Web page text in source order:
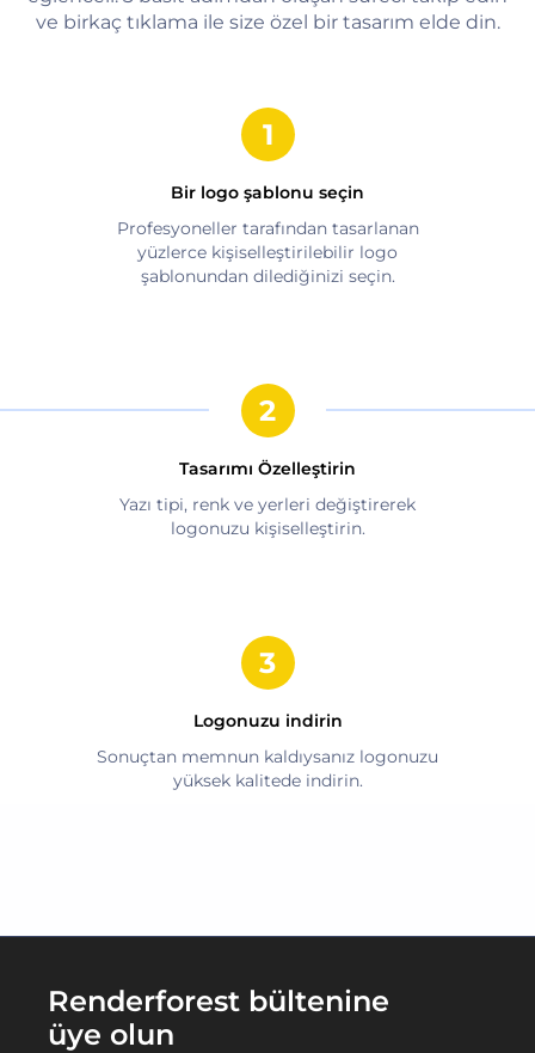
ve birkaç tıklama ile size özel bir tasarım elde din.
Bir logo şablonu seçin
Profesyoneller tarafından tasarlanan
yüzlerce kişiselleştirilebilir logo
şablonundan dilediğinizi seçin.
Tasarımı Özelleştirin
Yazı tipi, renk ve yerleri değiştirerek
logonuzu kişiselleştirin.
Logonuzu indirin
Sonuçtan memnun kaldıysanız logonuzu
yüksek kalitede indirin.
Renderforest bültenine
üye olun